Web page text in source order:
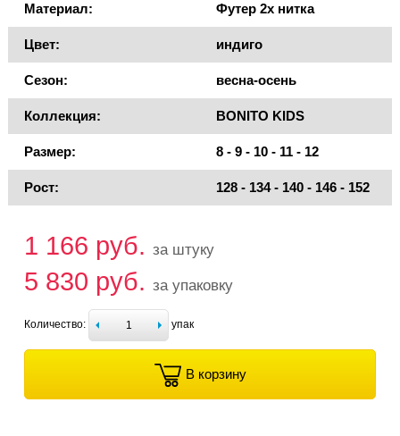
Материал: Футер 2х нитка
Цвет: индиго
Сезон: весна-осень
Коллекция: BONITO KIDS
Размер: 8 - 9 - 10 - 11 - 12
Рост: 128 - 134 - 140 - 146 - 152
1 166 руб. за штуку
5 830 руб. за упаковку
Количество: упак
В корзину